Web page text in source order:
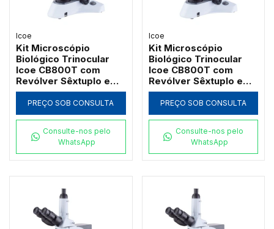
Icoe
Kit Microscópio
Biológico Trinocular
Icoe CB800T com
Revólver Sêxtuplo e
Platina Cerâmica
PREÇO SOB CONSULTA
Consulte-nos pelo
WhatsApp
Icoe
Kit Microscópio
Biológico Trinocular
Icoe CB800T com
Revólver Sêxtuplo e
Iluminação Halogênica
100W
PREÇO SOB CONSULTA
Consulte-nos pelo
WhatsApp